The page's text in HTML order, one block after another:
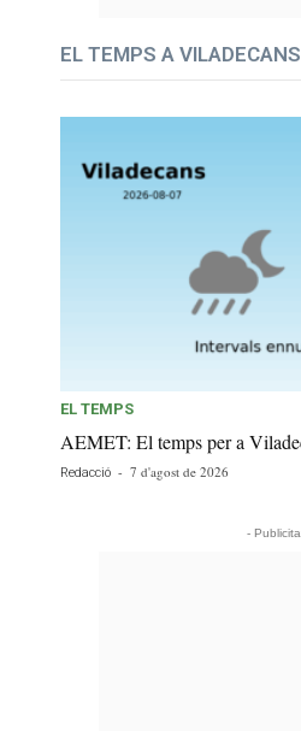
EL TEMPS A
EL TEMPS
AEMET: El temps per a
Redacció - 7 d'agost de 2026
-